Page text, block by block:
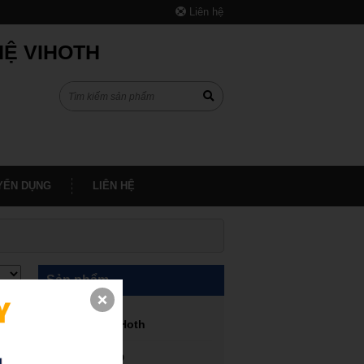
Liên hệ
VIHOTH
DỤNG LIÊN HỆ
Sản phẩm
Máy in 3D ViHoth
Dịch vụ in 3D